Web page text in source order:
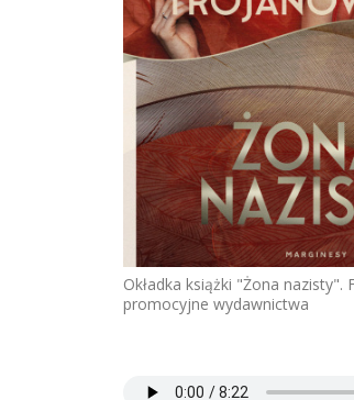
Okładka książki "Żona nazisty".
promocyjne wydawnictwa